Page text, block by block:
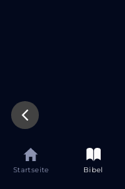
Startseite Bibel